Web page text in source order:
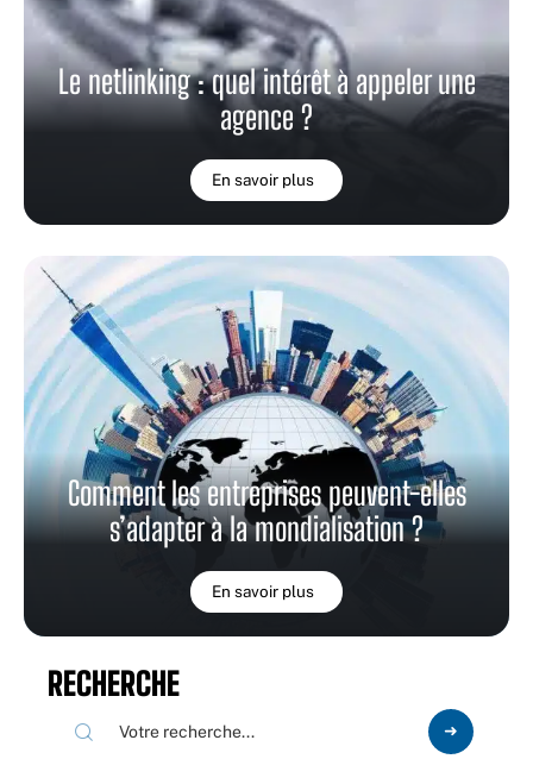
Le netlinking : quel intérêt à appeler une
agence ?
En savoir plus
Comment les entreprises peuvent-elles
s’adapter à la mondialisation ?
En savoir plus
RECHERCHE